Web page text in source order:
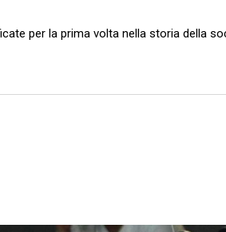
per la prima volta nella storia della